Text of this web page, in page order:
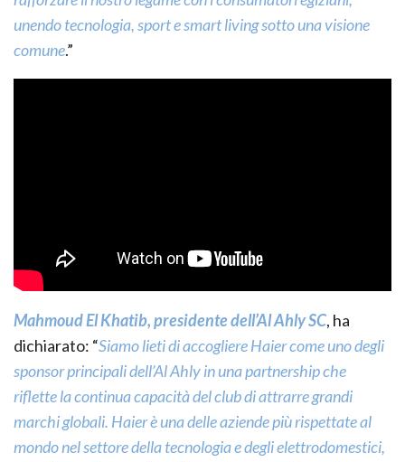
unendo tecnologia, sport e smart living sotto una visione
comune.”
Mahmoud El Khatib, presidente dell’Al Ahly SC, ha
dichiarato: “Siamo lieti di accogliere Haier come uno degli
sponsor principali dell’Al Ahly in una partnership che
riflette la continua capacità del club di attrarre grandi
marchi globali. Haier è una delle aziende più rispettate al
mondo nel settore della tecnologia e degli elettrodomestici,